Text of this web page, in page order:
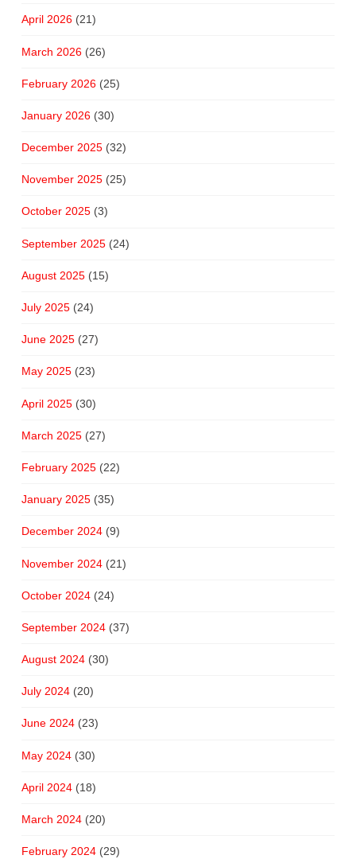
April 2026(21)
March 2026(26)
February 2026(25)
January 2026(30)
December 2025(32)
November 2025(25)
October 2025(3)
September 2025(24)
August 2025(15)
July 2025(24)
June 2025(27)
May 2025(23)
April 2025(30)
March 2025(27)
February 2025(22)
January 2025(35)
December 2024(9)
November 2024(21)
October 2024(24)
September 2024(37)
August 2024(30)
July 2024(20)
June 2024(23)
May 2024(30)
April 2024(18)
March 2024(20)
February 2024(29)